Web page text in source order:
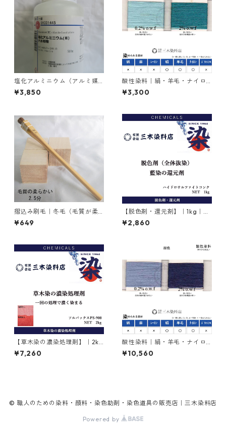
塩化アルミニウム（アルミ媒
染剤）｜500g入り
¥3,850
酸性染料｜絹・羊毛・ナイロ
ンを染める｜100g｜カヤノー
ルミーリンググリンGW（緑と
¥3,300
摺込み刷毛｜冬毛（毛質が柔
らかい）2.5分
¥649
【脱色剤・還元剤】｜1kg｜ハ
イドロサルファイトコンク｜
ハイドロサルファイト
¥2,860
【草木染の濃染処理剤】｜2kg
｜ソルバックスPSー900
¥7,260
酸性染料｜絹・羊毛・ナイロ
ンを染める｜500g｜アシッド
ミーリングサイアニンGR（紺
¥10,560
© 職人のための染料・顔料・染色助剤・染色道具の販売店｜三木染料店
Powered by